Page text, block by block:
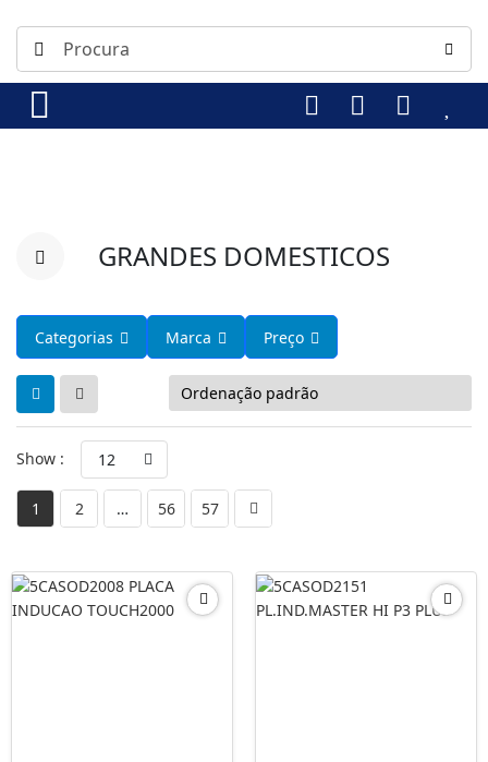
GRANDES DOMESTICOS
Categorias Marca Preço
Show : 12
1 2 … 56 57